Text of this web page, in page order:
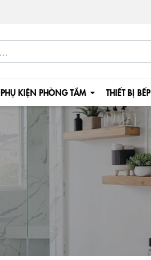
PHỤ KIỆN PHÒNG TẮM THIẾT BỊ BẾP